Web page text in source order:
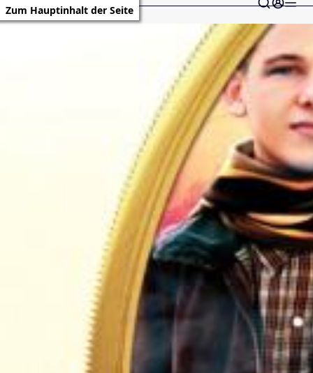
Zum Hauptinhalt der Seite